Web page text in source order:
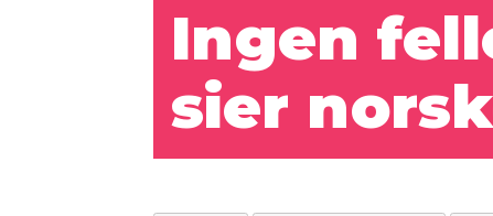
Ingen
sier